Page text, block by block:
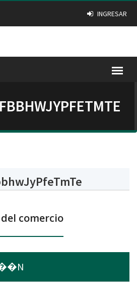
INGRESAR
comercio